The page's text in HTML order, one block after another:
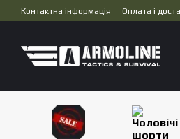
Перейти до основного контенту
Контактна інформація Оплата і